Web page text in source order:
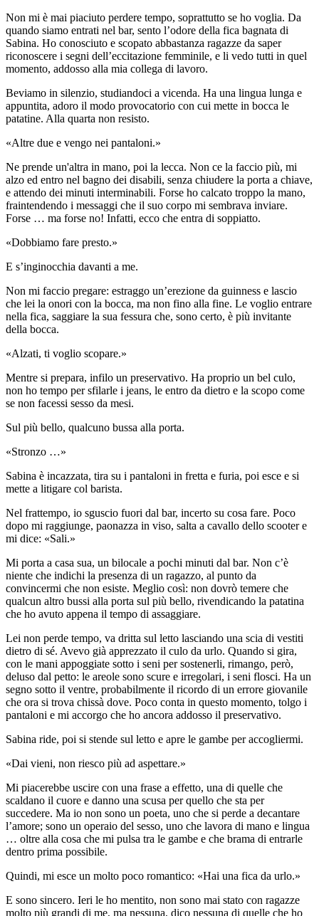
Non mi è mai piaciuto perdere tempo, soprattutto se ho voglia. Da
quando siamo entrati nel bar, sento l’odore della fica bagnata di
Sabina. Ho conosciuto e scopato abbastanza ragazze da saper
riconoscere i segni dell’eccitazione femminile, e li vedo tutti in quel
momento, addosso alla mia collega di lavoro.
Beviamo in silenzio, studiandoci a vicenda. Ha una lingua lunga e
appuntita, adoro il modo provocatorio con cui mette in bocca le
patatine. Alla quarta non resisto.
«Altre due e vengo nei pantaloni.»
Ne prende un'altra in mano, poi la lecca. Non ce la faccio più, mi
alzo ed entro nel bagno dei disabili, senza chiudere la porta a chiave,
e attendo dei minuti interminabili. Forse ho calcato troppo la mano,
fraintendendo i messaggi che il suo corpo mi sembrava inviare.
Forse … ma forse no! Infatti, ecco che entra di soppiatto.
«Dobbiamo fare presto.»
E s’inginocchia davanti a me.
Non mi faccio pregare: estraggo un’erezione da guinness e lascio
che lei la onori con la bocca, ma non fino alla fine. Le voglio entrare
nella fica, saggiare la sua fessura che, sono certo, è più invitante
della bocca.
«Alzati, ti voglio scopare.»
Mentre si prepara, infilo un preservativo. Ha proprio un bel culo,
non ho tempo per sfilarle i jeans, le entro da dietro e la scopo come
se non facessi sesso da mesi.
Sul più bello, qualcuno bussa alla porta.
«Stronzo …»
Sabina è incazzata, tira su i pantaloni in fretta e furia, poi esce e si
mette a litigare col barista.
Nel frattempo, io sguscio fuori dal bar, incerto su cosa fare. Poco
dopo mi raggiunge, paonazza in viso, salta a cavallo dello scooter e
mi dice: «Sali.»
Mi porta a casa sua, un bilocale a pochi minuti dal bar. Non c’è
niente che indichi la presenza di un ragazzo, al punto da
convincermi che non esiste. Meglio così: non dovrò temere che
qualcun altro bussi alla porta sul più bello, rivendicando la patatina
che ho avuto appena il tempo di assaggiare.
Lei non perde tempo, va dritta sul letto lasciando una scia di vestiti
dietro di sé. Avevo già apprezzato il culo da urlo. Quando si gira,
con le mani appoggiate sotto i seni per sostenerli, rimango, però,
deluso dal petto: le areole sono scure e irregolari, i seni flosci. Ha un
segno sotto il ventre, probabilmente il ricordo di un errore giovanile
che ora si trova chissà dove. Poco conta in questo momento, tolgo i
pantaloni e mi accorgo che ho ancora addosso il preservativo.
Sabina ride, poi si stende sul letto e apre le gambe per accogliermi.
«Dai vieni, non riesco più ad aspettare.»
Mi piacerebbe uscire con una frase a effetto, una di quelle che
scaldano il cuore e danno una scusa per quello che sta per
succedere. Ma io non sono un poeta, uno che si perde a decantare
l’amore; sono un operaio del sesso, uno che lavora di mano e lingua
… oltre alla cosa che mi pulsa tra le gambe e che brama di entrarle
dentro prima possibile.
Quindi, mi esce un molto poco romantico: «Hai una fica da urlo.»
E sono sincero. Ieri le ho mentito, non sono mai stato con ragazze
molto più grandi di me, ma nessuna, dico nessuna di quelle che ho